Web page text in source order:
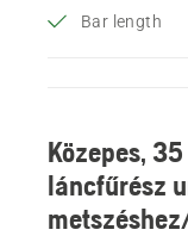
Bar length
Közepes,
láncfűrész